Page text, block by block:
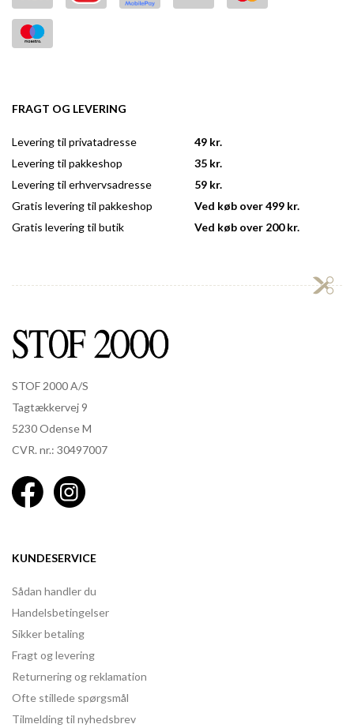
FRAGT OG LEVERING
Levering til privatadresse
Levering til pakkeshop
Levering til erhvervsadresse
Gratis levering til pakkeshop
Gratis levering til butik
49 kr.
35 kr.
59 kr.
Ved køb over 499 kr.
Ved køb over 200 kr.
STOF 2000 A/S
Tagtækkervej 9
5230 Odense M
CVR. nr.: 30497007
KUNDESERVICE
Sådan handler du
Handelsbetingelser
Sikker betaling
Fragt og levering
Returnering og reklamation
Ofte stillede spørgsmål
Tilmelding til nyhedsbrev